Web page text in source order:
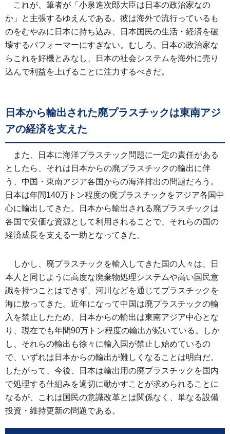
これが、筆者が「小泉進次郎大臣は日本の政治家なの
か」と主張するゆえんである。彼は海外で流行っているも
のをむやみに日本に持ち込み、日本国民の生活・経済を破
壊するパフォーマーにすぎない。むしろ、日本の政治家な
らこれを好機とみなし、日本の社会システムを海外に売り
込んで利益を上げることに注力するべきだ。
日本から輸出された廃プラスチックは東南アジ
アの経済を支えた
また、日本に海洋プラスチック問題に一定の責任がある
としたら、それは日本からの廃プラスチックの輸出に伴
う、中国・東南アジア各国からの海洋排出の問題だろう。
日本は年間140万トン程度の廃プラスチックをアジア各国中
心に輸出してきた。日本から輸出される廃プラスチックは
各国で安価な資源として利用されることで、それらの国の
経済成長を支える一助となってきた。
しかし、廃プラスチックを輸入してきた国の人々は、日
本人と同じように高度な廃棄物処理システムや高い国民意
識を持つことはできず、河川などを通じてプラスチックを
海に放ってきた。近年になって中国は廃プラスチックの輸
入を禁止したため、日本からの輸出は東南アジア中心とな
り、現在でも年間90万トン程度の輸出が続いている。しか
し、それらの輸出も徐々に輸入国が禁止し始めているの
で、いずれは日本からの輸出が難しくなることは明白だ。
したがって、今後、日本は輸出用の廃プラスチックを国内
で処理する仕組みを適切に動かすことが求められることに
なるが、これは国民の意識改革とは関係なく、単なる設備
投資・維持更新の問題である。